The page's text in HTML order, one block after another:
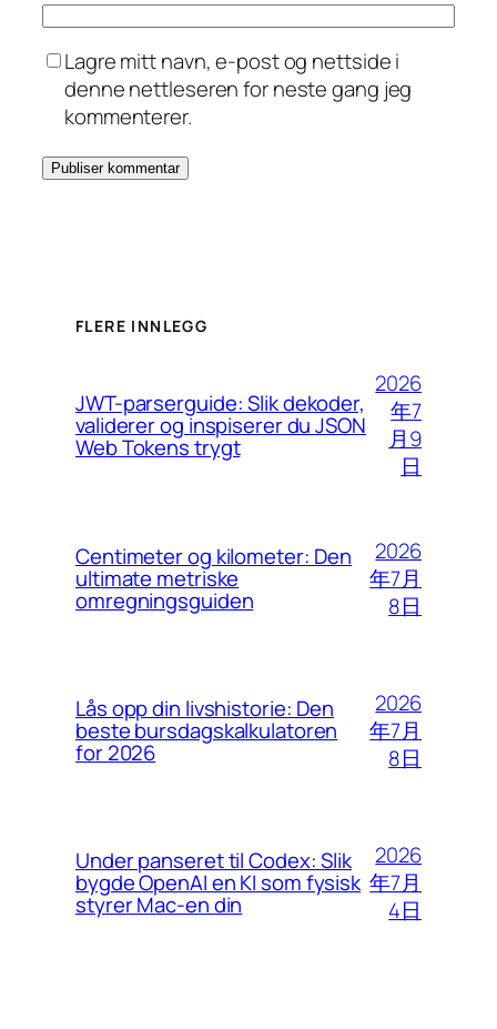
Lagre mitt navn, e-post og nettside i
denne nettleseren for neste gang jeg
kommenterer.
FLERE INNLEGG
JWT-parserguide: Slik dekoder,
validerer og inspiserer du JSON
Web Tokens trygt
2026
年7
月9
日
Centimeter og kilometer: Den
ultimate metriske
omregningsguiden
2026
年7月
8日
Lås opp din livshistorie: Den
beste bursdagskalkulatoren
for 2026
2026
年7月
8日
Under panseret til Codex: Slik
bygde OpenAI en KI som fysisk
styrer Mac-en din
2026
年7月
4日